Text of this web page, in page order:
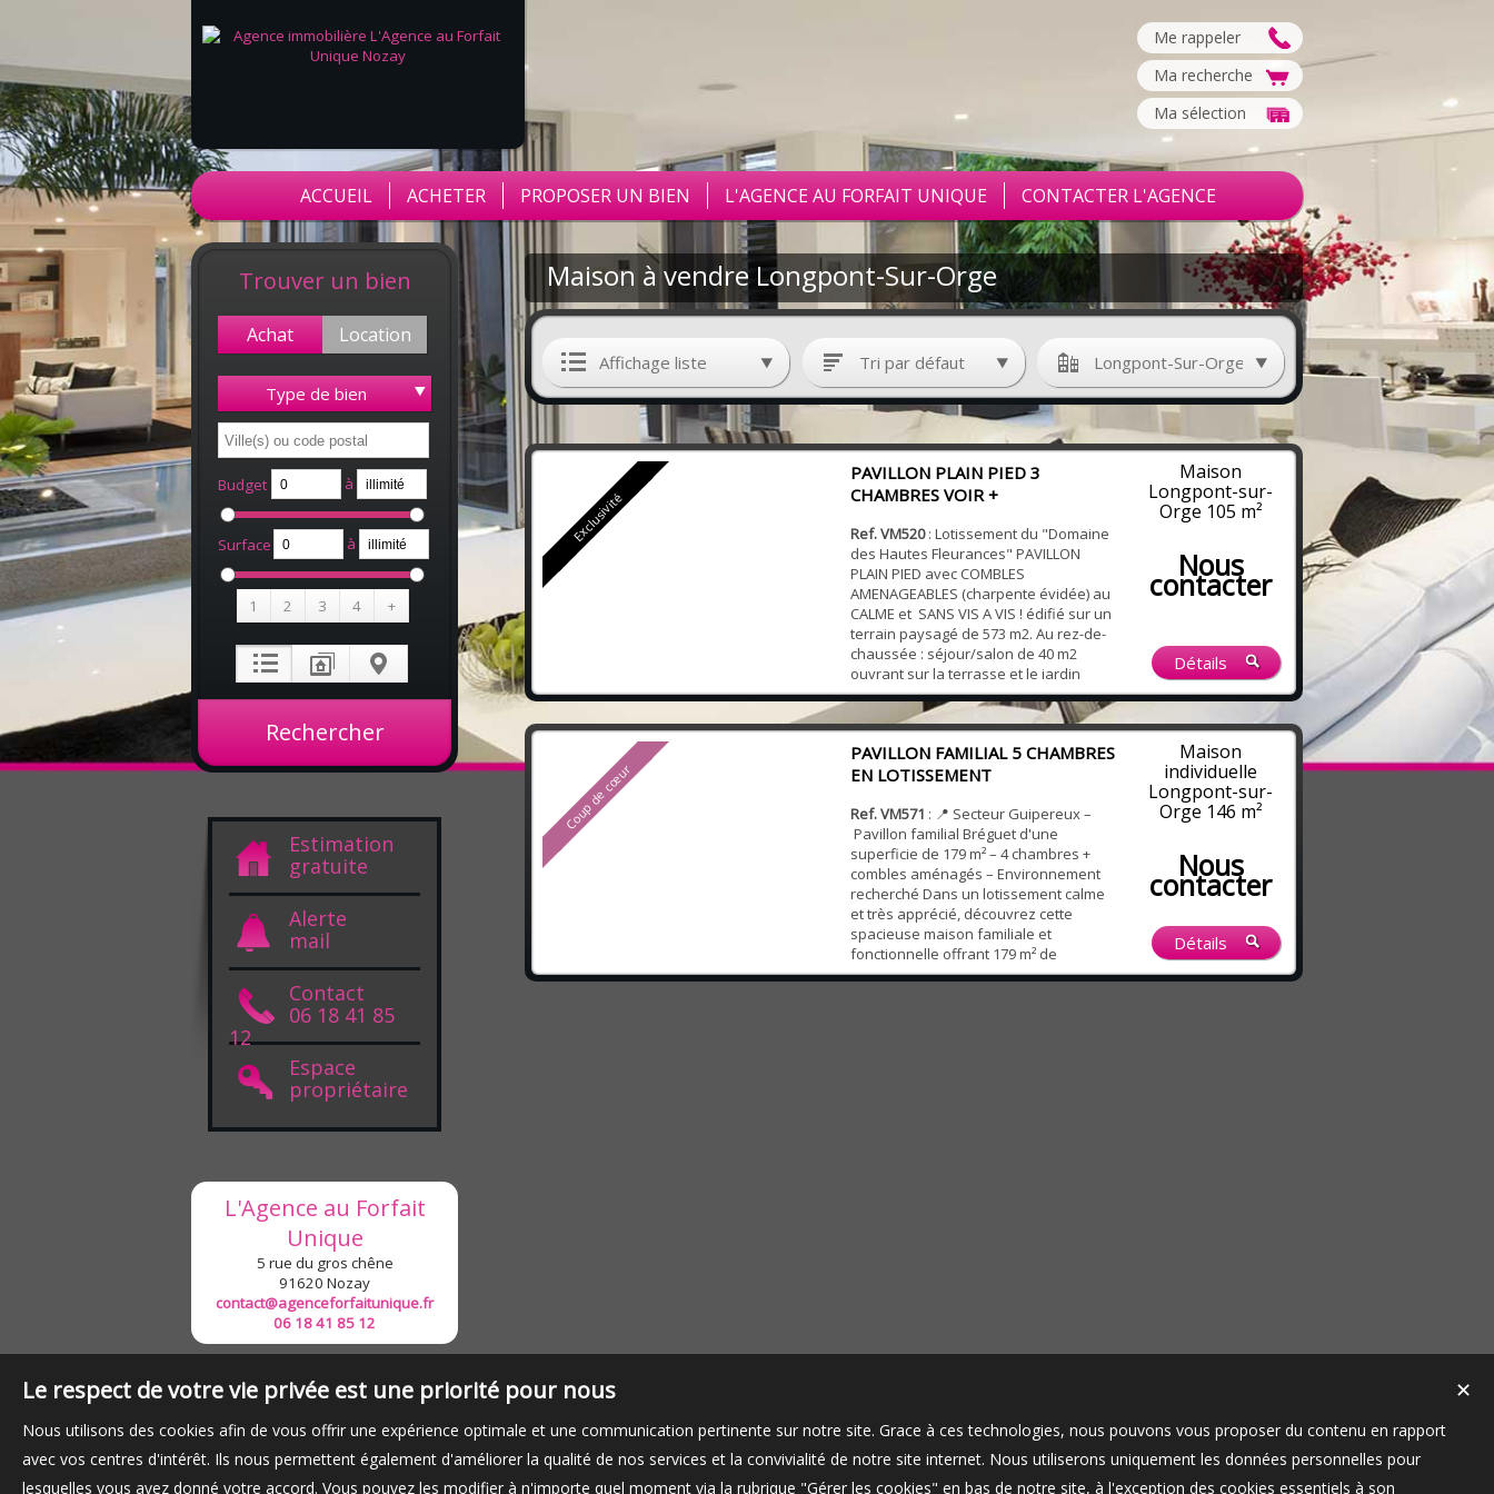
Me rappeler
Ma recherche
Ma sélection
ACCUEIL ACHETER PROPOSER UN BIEN L'AGENCE AU FORFAIT UNIQUE CONTACTER L'AGENCE
Trouver un bien
Achat Location
Type de bien
Budget à
Surface à
1 2 3 4 +
Estimation
gratuite
Alerte
mail
Contact
06 18 41 85
12
Espace
propriétaire
L'Agence au Forfait
Unique
5 rue du gros chêne
91620 Nozay
contact@agenceforfaitunique.fr
06 18 41 85 12
Maison à vendre Longpont-Sur-Orge
Affichage liste Tri par défaut Longpont-Sur-Orge
Exclusivité
PAVILLON PLAIN PIED 3
CHAMBRES VOIR +
Ref. VM520: Lotissement du "Domaine
des Hautes Fleurances" PAVILLON
PLAIN PIED avec COMBLES
AMENAGEABLES (charpente évidée) au
CALME et SANS VIS A VIS ! édifié sur un
terrain paysagé de 573 m2. Au rez-de-
chaussée : séjour/salon de 40 m2
ouvrant sur la terrasse et le jardin
EXPOSITION SUD avec cheminée insert,
cuisine aménagée dinatoire de 13 m2
(possibilité ouvrir) avec cellier attenant.
Espac...
Maison
Longpont-sur-
Orge 105 m²
Nous
contacter
Détails
Coup de cœur
PAVILLON FAMILIAL 5 CHAMBRES
EN LOTISSEMENT
Ref. VM571 : 📍 Secteur Guipereux –
Pavillon familial Bréguet d'une
superficie de 179 m² – 4 chambres +
combles aménagés – Environnement
recherché Dans un lotissement calme
et très apprécié, découvrez cette
spacieuse maison familiale et
fonctionnelle offrant 179 m² de
conforts et des prestations soignées. ⭐
Maison
individuelle
Longpont-sur-
Orge 146 m²
Nous
contacter
Détails
✕
Le respect de votre vie privée est une priorité pour nous
Nous utilisons des cookies afin de vous offrir une expérience optimale et une communication pertinente sur notre site. Grace à ces technologies, nous pouvons vous proposer du contenu en rapport
avec vos centres d'intérêt. Ils nous permettent également d'améliorer la qualité de nos services et la convivialité de notre site internet. Nous utiliserons uniquement les données personnelles pour
lesquelles vous avez donné votre accord. Vous pouvez les modifier à n'importe quel moment via la rubrique "Gérer les cookies" en bas de notre site, à l'exception des cookies essentiels à son